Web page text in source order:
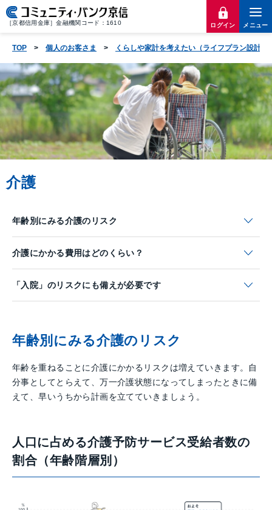
［京都信用金庫］金融機関コード：1610 メニュー
ログイン
TOP 個人のお客さま くらしや家計を考えたい（ライフプラン設計、
介護
年齢別にみる介護の リスク
介護にかかる費用はどのくらい？
「入院」のリスクにも備えが必要です
年齢別にみる介護のリスク
年齢を重ねることに介護にかかるリスクは増えていきます。自
分事としてとらえて、万一介護状態になってしまったときに備
えて、早いうちから計画を立てていきましょう。
人口に占める介護予防サービス受給者数の
割合（年齢階層別）